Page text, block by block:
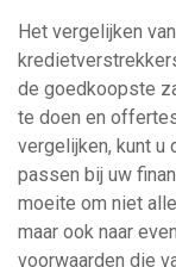
Het vergelijken
de goedkoopste
te doen en
vergelijken, kunt
passen bij uw
moeite om niet
maar ook naar
voorwaarden die